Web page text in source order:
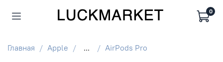
0
Главная Apple ... AirPods Pro